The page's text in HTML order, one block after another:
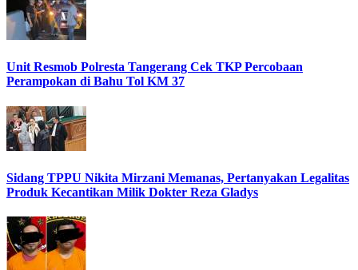
Unit Resmob Polresta Tangerang Cek TKP Percobaan
Perampokan di Bahu Tol KM 37
Sidang TPPU Nikita Mirzani Memanas, Pertanyakan Legalitas
Produk Kecantikan Milik Dokter Reza Gladys